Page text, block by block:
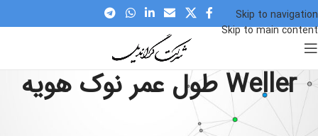
Skip to navigation
Skip to main content
Weller طول عمر نوک هویه